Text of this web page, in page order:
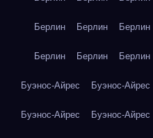
Берлин Берлин Берлин
Берлин Берлин Берлин
Буэнос-Айрес Буэнос-Айрес
Буэнос-Айрес Буэнос-Айрес